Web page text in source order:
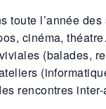
toute l’année
cinéma,
(balades,
rencontres